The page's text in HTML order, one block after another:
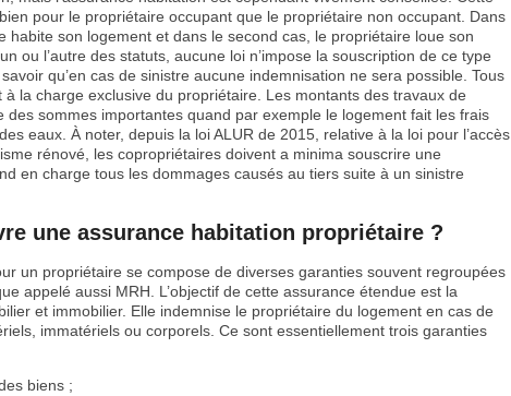
pour le propriétaire occupant que le propriétaire non occupant. Dans
habite son logement et dans le second cas, le propriétaire loue son
ou l’autre des statuts, aucune loi n’impose la souscription de ce type
qu’en cas de sinistre aucune indemnisation ne sera possible. Tous
la charge exclusive du propriétaire. Les montants des travaux de
des sommes importantes quand par exemple le logement fait les frais
eaux. À noter, depuis la loi ALUR de 2015, relative à la loi pour l’accès
rénové, les copropriétaires doivent a minima souscrire une
en charge tous les dommages causés au tiers suite à un sinistre
une assurance habitation propriétaire ?
un propriétaire se compose de diverses garanties souvent regroupées
appelé aussi MRH. L’objectif de cette assurance étendue est la
et immobilier. Elle indemnise le propriétaire du logement en cas de
immatériels ou corporels. Ce sont essentiellement trois garanties
biens ;